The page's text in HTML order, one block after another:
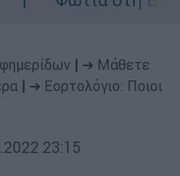
➔ Μάθετε
➔ Εορτολόγιο: Ποιοι
23:15